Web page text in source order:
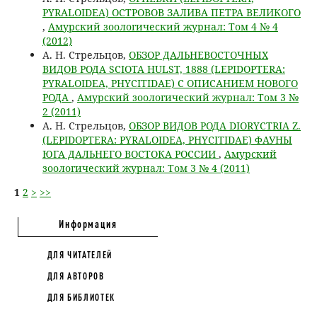
PYRALOIDEA) ОСТРОВОВ ЗАЛИВА ПЕТРА ВЕЛИКОГО
, Амурский зоологический журнал: Том 4 № 4
(2012)
А. Н. Стрельцов, ОБЗОР ДАЛЬНЕВОСТОЧНЫХ
ВИДОВ РОДА SCIOTA HULST, 1888 (LEPIDOPTERA:
PYRALOIDEA, PHYCITIDAE) С ОПИСАНИЕМ НОВОГО
РОДА , Амурский зоологический журнал: Том 3 №
2 (2011)
А. Н. Стрельцов, ОБЗОР ВИДОВ РОДА DIORYCTRIA Z.
(LEPIDOPTERA: PYRALOIDEA, PHYCITIDAE) ФАУНЫ
ЮГА ДАЛЬНЕГО ВОСТОКА РОССИИ , Амурский
зоологический журнал: Том 3 № 4 (2011)
1 2 > >>
Информация
ДЛЯ ЧИТАТЕЛЕЙ
ДЛЯ АВТОРОВ
ДЛЯ БИБЛИОТЕК